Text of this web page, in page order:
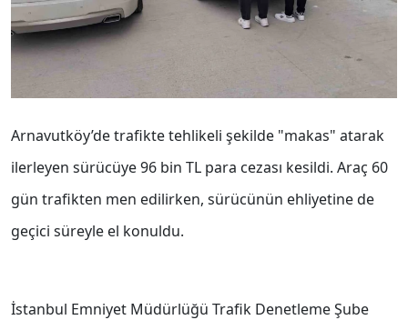
Arnavutköy’de trafikte tehlikeli şekilde "makas" atarak
ilerleyen sürücüye 96 bin TL para cezası kesildi. Araç 60
gün trafikten men edilirken, sürücünün ehliyetine de
geçici süreyle el konuldu.
İstanbul Emniyet Müdürlüğü Trafik Denetleme Şube